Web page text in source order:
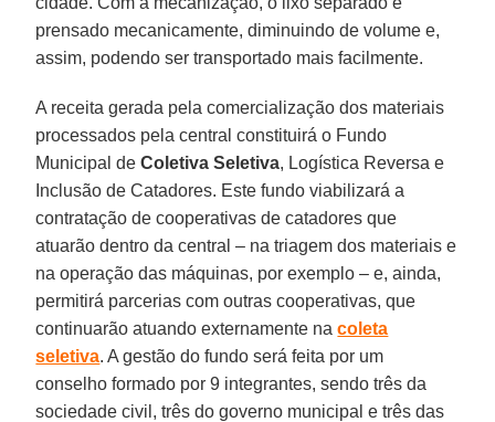
prensado mecanicamente, diminuindo de volume e,
assim, podendo ser transportado mais facilmente.
A receita gerada pela comercialização dos materiais
processados pela central constituirá o Fundo
Municipal deColetiva Seletiva, Logística Reversa e
Inclusão de Catadores. Este fundo viabilizará a
contratação de cooperativas de catadores que
atuarão dentro da central – na triagem dos materiais e
na operação das máquinas, por exemplo – e, ainda,
permitirá parcerias com outras cooperativas, que
continuarão atuando externamente nacoleta
seletiva. A gestão do fundo será feita por um
conselho formado por 9 integrantes, sendo três da
sociedade civil, três do governo municipal e três das